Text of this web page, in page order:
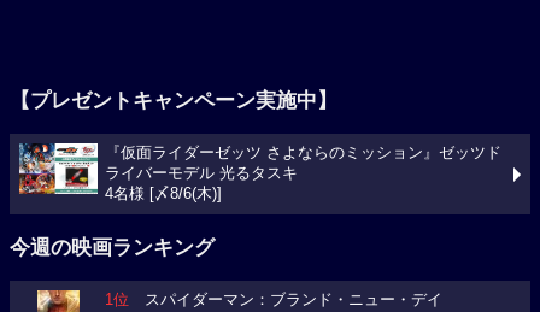
【プレゼントキャンペーン実施中】
『仮面ライダーゼッツ さよならのミッション』ゼッツド
ライバーモデル 光るタスキ
4名様 [〆8/6(木)]
今週の映画ランキング
1位 スパイダーマン：ブランド・ニュー・デイ